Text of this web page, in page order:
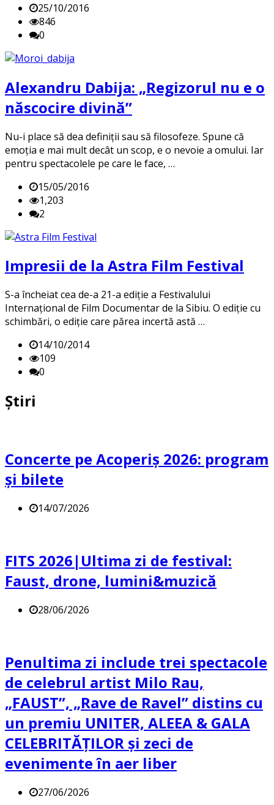
25/10/2016
846
0
Alexandru Dabija: „Regizorul nu e o
născocire divină”
Nu-i place să dea definiții sau să filosofeze. Spune că
emoția e mai mult decât un scop, e o nevoie a omului. Iar
pentru spectacolele pe care le face, …
15/05/2016
1,203
2
Impresii de la Astra Film Festival
S-a încheiat cea de-a 21-a ediție a Festivalului
Internațional de Film Documentar de la Sibiu. O ediție cu
schimbări, o ediție care părea incertă astă …
14/10/2014
109
0
Știri
Concerte pe Acoperiș 2026: program
și bilete
14/07/2026
FITS 2026|Ultima zi de festival:
Faust, drone, lumini&muzică
28/06/2026
Penultima zi include trei spectacole
de celebrul artist Milo Rau,
„FAUST”, „Rave de Ravel” distins cu
un premiu UNITER, ALEEA & GALA
CELEBRITĂȚILOR și zeci de
evenimente în aer liber
27/06/2026